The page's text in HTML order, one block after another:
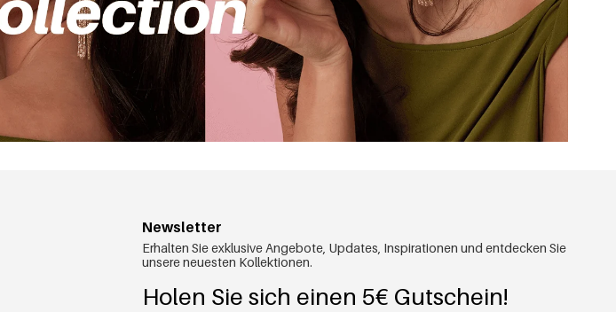
Newsletter
Erhalten Sie exklusive Angebote, Updates, Inspirationen und entdecken Sie
unsere neuesten Kollektionen.
Holen Sie sich einen 5€ Gutschein!